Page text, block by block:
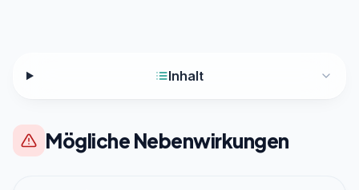
Inhalt
Mögliche Nebenwirkungen